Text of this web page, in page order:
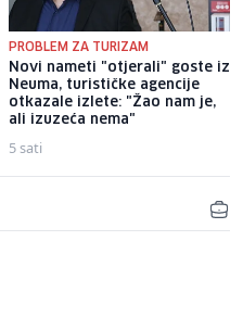
PROBLEM ZA TURIZAM
Novi nameti "otjerali" goste iz
Neuma, turističke agencije
otkazale izlete: "Žao nam je,
ali izuzeća nema"
5 sati